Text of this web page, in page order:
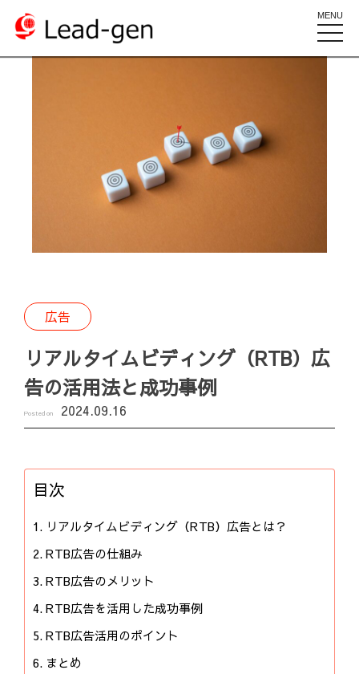
MENU
toggle
広告
リアルタイムビディング（RTB）広
告の活用法と成功事例
Posted on 2024.09.16
目次
リアルタイムビディング（RTB）広告とは？
RTB広告の仕組み
RTB広告のメリット
RTB広告を活用した成功事例
RTB広告活用のポイント
まとめ